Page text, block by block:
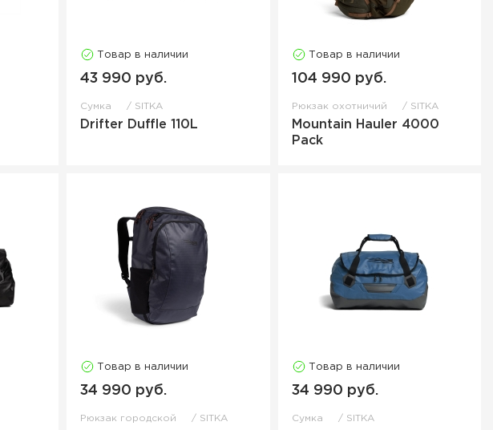
Товар в наличии
43 990 руб.
Сумка SITKA
Drifter Duffle 110L
Товар в наличии
104 990 руб.
Рюкзак охотничий SITKA
Mountain Hauler 4000
Pack
Товар в наличии
34 990 руб.
Рюкзак городской SITKA
Товар в наличии
34 990 руб.
Сумка SITKA